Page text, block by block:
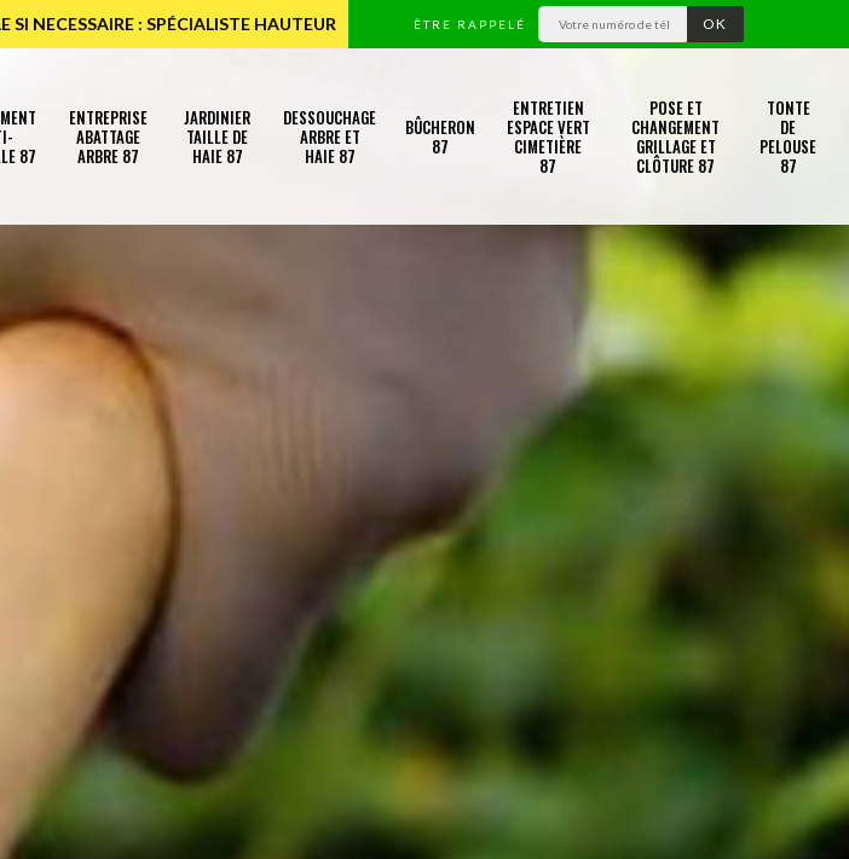
SI NECESSAIRE : SPÉCIALISTE HAUTEUR ÊTRE RAPPELÉ
87
ENTREPRISE
ABATTAGE
ARBRE 87
JARDINIER
TAILLE DE
HAIE 87
DESSOUCHAGE
ARBRE ET
HAIE 87
BÛCHERON
87
ENTRETIEN
ESPACE VERT
CIMETIÈRE
87
POSE ET
CHANGEMENT
GRILLAGE ET
CLÔTURE 87
TONTE
DE
PELOUSE
87